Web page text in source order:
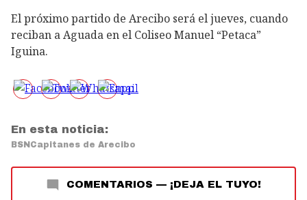
El próximo partido de Arecibo será el jueves, cuando
reciban a Aguada en el Coliseo Manuel “Petaca”
Iguina.
En esta noticia:
BSNCapitanes de Arecibo
COMENTARIOS — ¡DEJA EL TUYO!